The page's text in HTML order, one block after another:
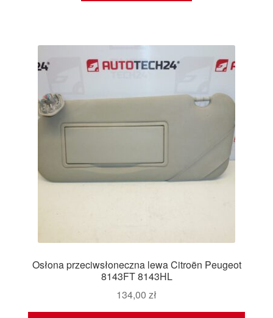
Osłona przeciwsłoneczna lewa Citroën Peugeot
8143FT 8143HL
134,00 zł